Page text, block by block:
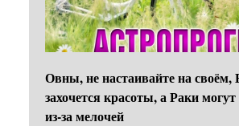
Овны, не настаивайте на своём,
захочется красоты, а Раки
из-за мелочей